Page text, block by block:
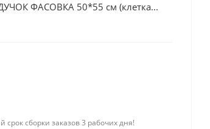
ФАСОВКА 50*55 см (клетка...
сборки заказов 3 рабочих дня!